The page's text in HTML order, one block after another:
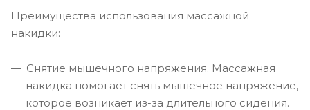
Преимущества использования массажной
накидки:
Снятие мышечного напряжения. Массажная
накидка помогает снять мышечное напряжение,
которое возникает из-за длительного сидения.